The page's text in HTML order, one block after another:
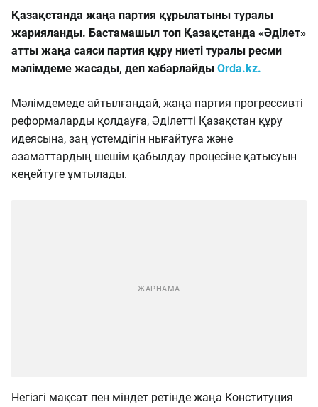
Қазақстанда жаңа партия құрылатыны туралы
жарияланды. Бастамашыл топ Қазақстанда «Әділет»
атты жаңа саяси партия құру ниеті туралы ресми
мәлімдеме жасады, деп хабарлайды Orda.kz.
Мәлімдемеде айтылғандай, жаңа партия прогрессивті
реформаларды қолдауға, Әділетті Қазақстан құру
идеясына, заң үстемдігін нығайтуға және
азаматтардың шешім қабылдау процесіне қатысуын
кеңейтуге ұмтылады.
Негізгі мақсат пен міндет ретінде жаңа Конституция